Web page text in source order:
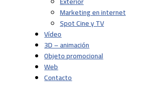
Marketing en internet
Spot Cine y TV
Vídeo
3D – animación
Objeto promocional
Web
Contacto